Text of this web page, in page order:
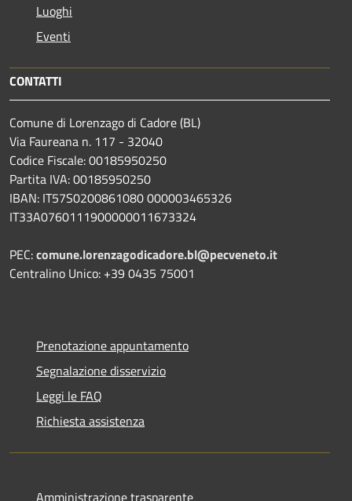
Luoghi
Eventi
CONTATTI
Comune di Lorenzago di Cadore (BL)
Via Faureana n. 117 - 32040
Codice Fiscale: 00185950250
Partita IVA: 00185950250
IBAN: IT57S0200861080 000003465326
IT33A0760111900000011673324
PEC:comune.lorenzagodicadore.bl@pecveneto.it
Centralino Unico: +39 0435 75001
Prenotazione appuntamento
Segnalazione disservizio
Leggi le FAQ
Richiesta assistenza
Amministrazione trasparente